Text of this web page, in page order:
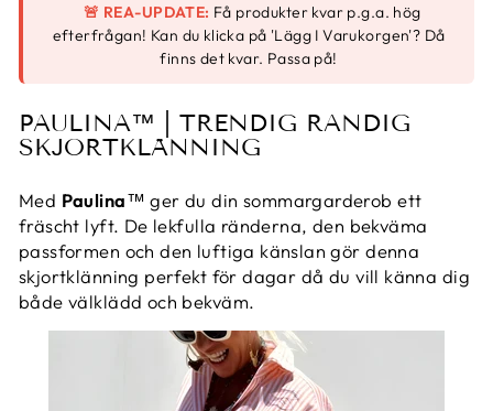
🚨 REA-UPDATE: Få produkter kvar p.g.a. hög
efterfrågan! Kan du klicka på 'Lägg I Varukorgen'? Då
finns det kvar. Passa på!
PAULINA™ | TRENDIG RANDIG
SKJORTKLÄNNING
Med Paulina™ ger du din sommargarderob ett
fräscht lyft. De lekfulla ränderna, den bekväma
passformen och den luftiga känslan gör denna
skjortklänning perfekt för dagar då du vill känna dig
både välklädd och bekväm.